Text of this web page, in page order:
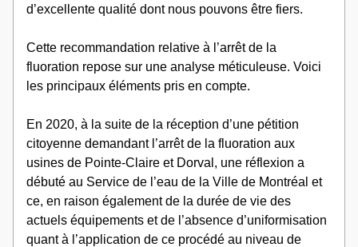
d’excellente qualité dont nous pouvons être fiers.
Cette recommandation relative à l’arrêt de la
fluoration repose sur une analyse méticuleuse. Voici
les principaux éléments pris en compte.
En 2020, à la suite de la réception d’une pétition
citoyenne demandant l’arrêt de la fluoration aux
usines de Pointe-Claire et Dorval, une réflexion a
débuté au Service de l’eau de la Ville de Montréal et
ce, en raison également de la durée de vie des
actuels équipements et de l’absence d’uniformisation
quant à l’application de ce procédé au niveau de